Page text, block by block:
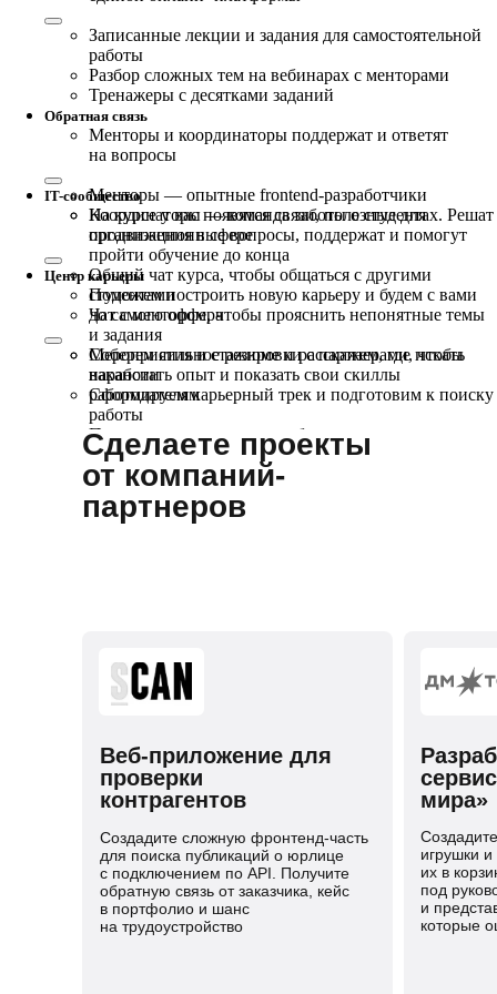
Записанные лекции и задания для самостоятельной
работы
Разбор сложных тем на вебинарах с менторами
Тренажеры с десятками заданий
Обратная связь
Менторы и координаторы поддержат и ответят
на вопросы
Менторы — опытные frontend-разработчики
Координаторы — команда заботы о студентах. Решат
организационные вопросы, поддержат и помогут
пройти обучение до конца
IT-сообщество
На курсе у вас появятся связи, полезные для
продвижения в сфере
Общий чат курса, чтобы общаться с другими
студентами
Чат с ментором, чтобы прояснить непонятные темы
и задания
Мероприятия и стажировки с партнерами, чтобы
наработать опыт и показать свои скиллы
работодателям
Центр карьеры
Поможем построить новую карьеру и будем с вами
до самого оффера
Соберем сильное резюме и расскажем, где искать
вакансии
Сформируем карьерный трек и подготовим к поиску
работы
Потренируем проходить собеседования
Научим искать работу за рубежом
Сделаете проекты
от компаний-
партнеров
Веб-приложение для
проверки
контрагентов
Создадите сложную фронтенд-часть
для поиска публикаций о юрлице
с подключением по API. Получите
обратную связь от заказчика, кейс
в портфолио и шанс
на трудоустройство
мира»
игрушки
их в
под
и
которые